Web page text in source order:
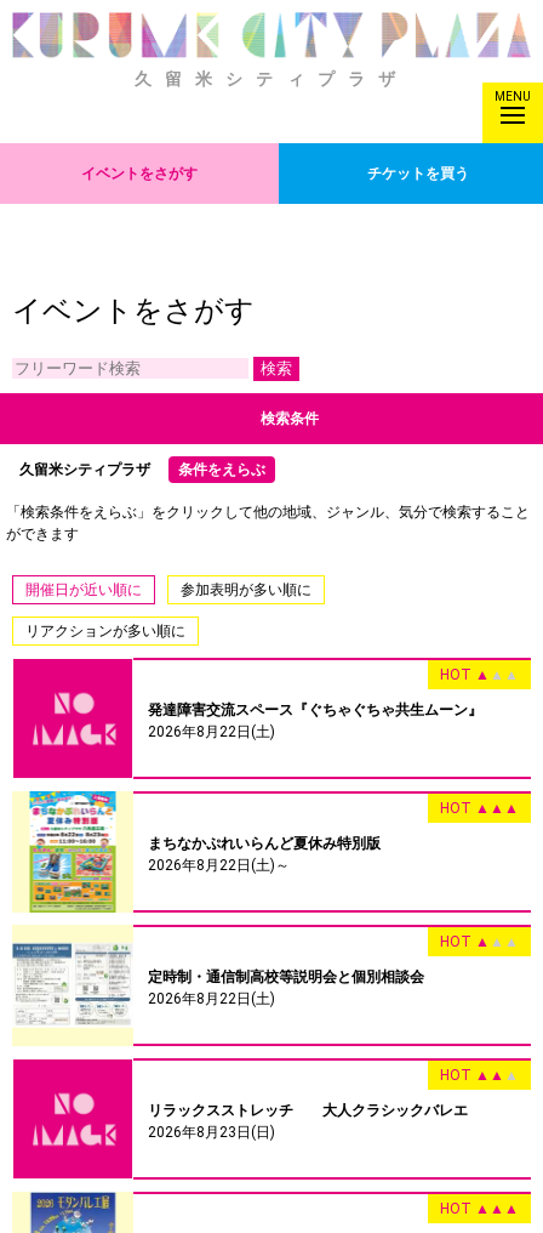
久留米シティプラザ
MENU
イベントをさがす チケットを買う
イベントをさがす
検索条件
久留米シティプラザ 条件をえらぶ
「検索条件をえらぶ」をクリックして他の地域、ジャンル、気分で検索すること
ができます
開催日が近い順に 参加表明が多い順に
リアクションが多い順に
HOT ▲ ▲ ▲
発達障害交流スペース『ぐちゃぐちゃ共生ムーン』
2026年8月22日(土)
HOT ▲ ▲ ▲
まちなかぷれいらんど夏休み特別版
2026年8月22日(土)～
HOT ▲ ▲ ▲
定時制・通信制高校等説明会と個別相談会
2026年8月22日(土)
HOT ▲ ▲ ▲
リラックスストレッチ 大人クラシックバレエ
2026年8月23日(日)
HOT ▲ ▲ ▲